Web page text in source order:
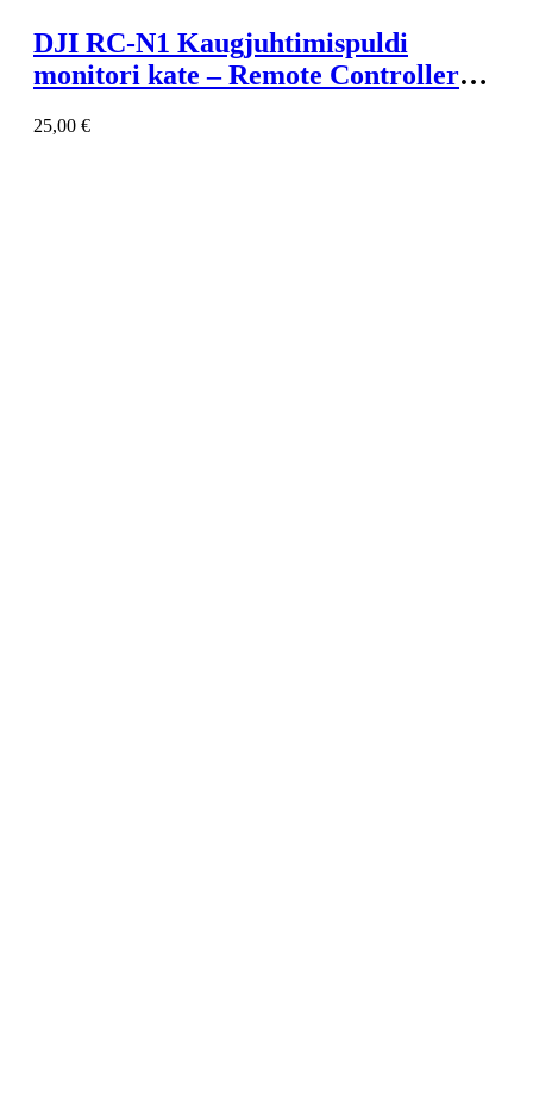
DJI RC-N1 Kaugjuhtimispuldi
monitori kate – Remote Controller
25,00 €